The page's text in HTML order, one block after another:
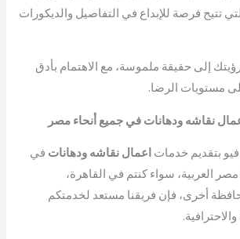
تتيح فرصة للإبداع في التفاصيل والديكورات
إلى حقيقة ملموسة، مع الاهتمام بأدق
مستويات الرضا.
نقاشه ودهانات في جميع أنحاء مصر
بتقديم خدمات اعمال نقاشه ودهانات في
العربية، سواء كنتم في القاهرة،
أخرى، فإن فريقنا مستعد لخدمتكم